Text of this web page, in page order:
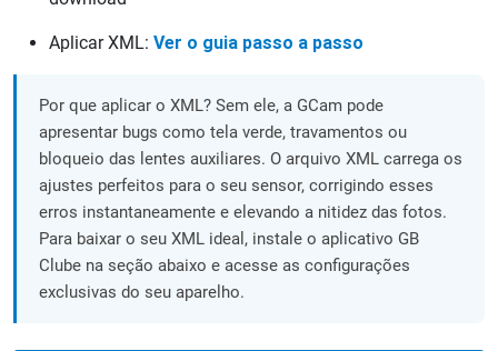
Aplicar XML: Ver o guia passo a passo
Por que aplicar o XML? Sem ele, a GCam pode
apresentar bugs como tela verde, travamentos ou
bloqueio das lentes auxiliares. O arquivo XML carrega os
ajustes perfeitos para o seu sensor, corrigindo esses
erros instantaneamente e elevando a nitidez das fotos.
Para baixar o seu XML ideal, instale o aplicativo GB
Clube na seção abaixo e acesse as configurações
exclusivas do seu aparelho.